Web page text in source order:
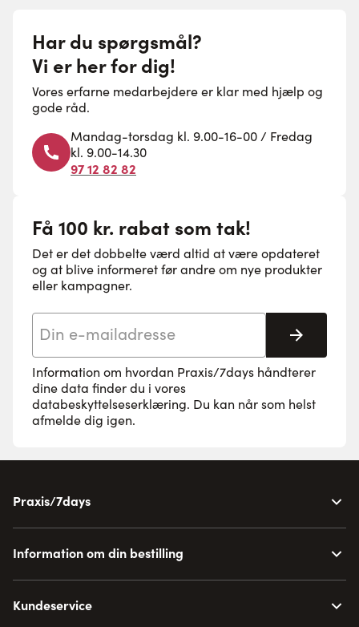
Har du spørgsmål?
Vi er her for dig!
Vores erfarne medarbejdere er klar med hjælp og
gode råd.
Mandag-torsdag kl. 9.00-16-00 / Fredag
kl. 9.00-14.30
97 12 82 82
Få 100 kr. rabat som tak!
Det er det dobbelte værd altid at være opdateret
og at blive informeret før andre om nye produkter
eller kampagner.
Tilmeld
Information om hvordan Praxis/7days håndterer
dine data finder du i vores
databeskyttelseserklæring. Du kan når som helst
afmelde dig igen.
Praxis/7days
Information om din bestilling
Kundeservice